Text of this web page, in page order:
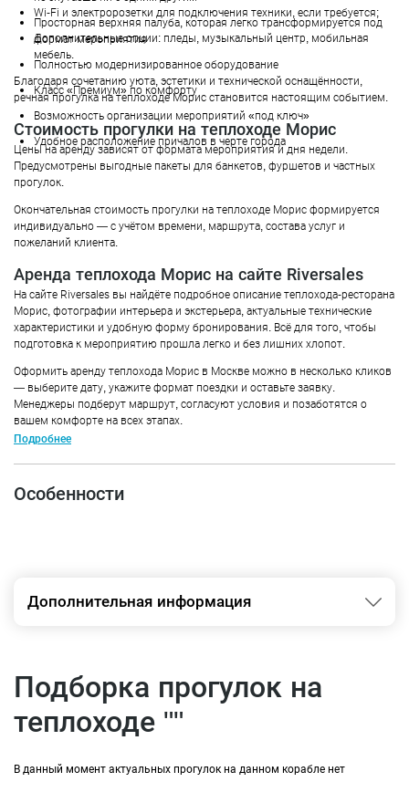
Wi-Fi и электророзетки для подключения техники, если требуется;
Дополнительные опции: пледы, музыкальный центр, мобильная
мебель.
Просторная верхняя палуба, которая легко трансформируется под
формат мероприятия
Полностью модернизированное оборудование
Класс «Премиум» по комфорту
Возможность организации мероприятий «под ключ»
Удобное расположение причалов в черте города
Благодаря сочетанию уюта, эстетики и технической оснащённости,
речная прогулка на теплоходе Морис становится настоящим событием.
Стоимость прогулки на теплоходе Морис
Цены на аренду зависят от формата мероприятия и дня недели.
Предусмотрены выгодные пакеты для банкетов, фуршетов и частных
прогулок.
Окончательная стоимость прогулки на теплоходе Морис формируется
индивидуально — с учётом времени, маршрута, состава услуг и
пожеланий клиента.
Аренда теплохода Морис на сайте Riversales
На сайте Riversales вы найдёте подробное описание теплохода-ресторана
Морис, фотографии интерьера и экстерьера, актуальные технические
характеристики и удобную форму бронирования. Всё для того, чтобы
подготовка к мероприятию прошла легко и без лишних хлопот.
Оформить аренду теплохода Морис в Москве можно в несколько кликов
— выберите дату, укажите формат поездки и оставьте заявку.
Менеджеры подберут маршрут, согласуют условия и позаботятся о
вашем комфорте на всех этапах.
Подробнее
Особенности
Дополнительная информация
Подборка прогулок на
теплоходе ""
В данный момент актуальных прогулок на данном корабле нет